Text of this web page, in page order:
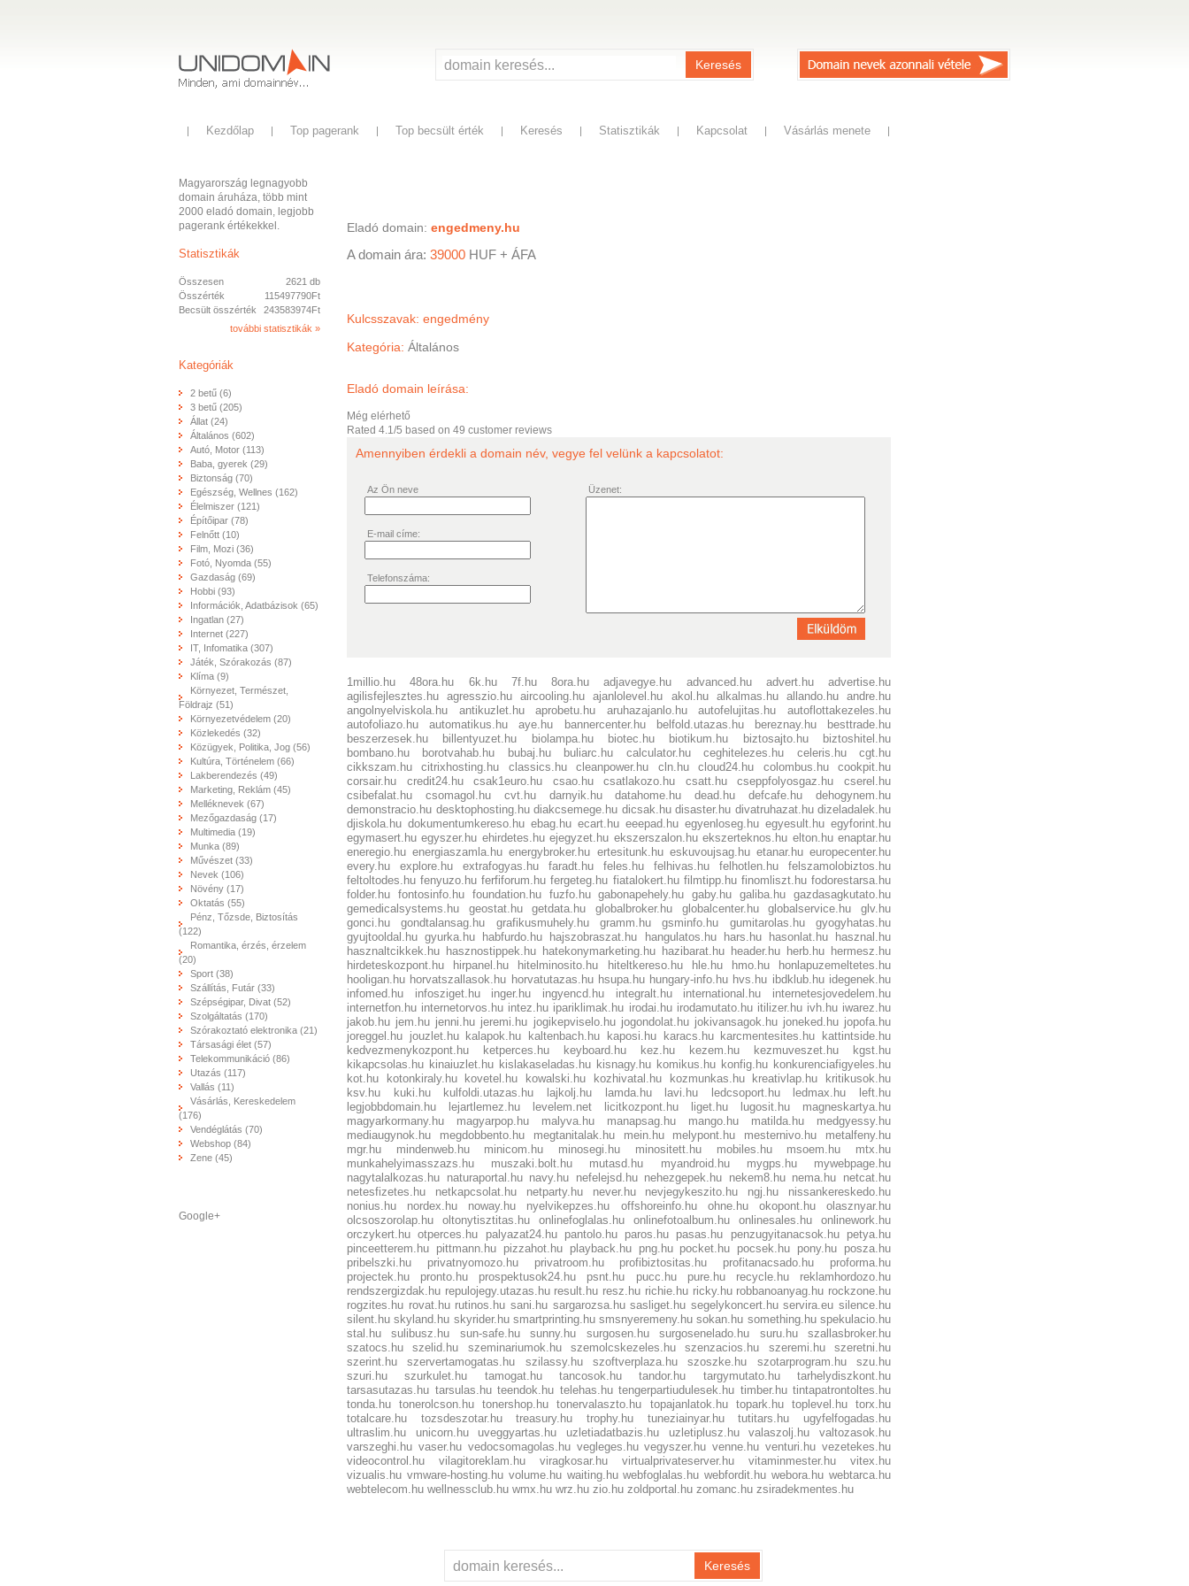
Keresés
Kezdőlap Top pagerank Top becsült érték Keresés Statisztikák Kapcsolat Vásárlás menete
Magyarország legnagyobb
domain áruháza, több mint
2000 eladó domain, legjobb
pagerank értékekkel.
Statisztikák
Összesen
2621 db
Összérték
115497790Ft
Becsült összérték
243583974Ft
további statisztikák »
Kategóriák
2 betű (6)
3 betű (205)
Állat (24)
Általános (602)
Autó, Motor (113)
Baba, gyerek (29)
Biztonság (70)
Egészség, Wellnes (162)
Élelmiszer (121)
Építőipar (78)
Felnőtt (10)
Film, Mozi (36)
Fotó, Nyomda (55)
Gazdaság (69)
Hobbi (93)
Információk, Adatbázisok (65)
Ingatlan (27)
Internet (227)
IT, Infomatika (307)
Játék, Szórakozás (87)
Klíma (9)
Környezet, Természet,
Földrajz (51)
Környezetvédelem (20)
Közlekedés (32)
Közügyek, Politika, Jog (56)
Kultúra, Történelem (66)
Lakberendezés (49)
Marketing, Reklám (45)
Melléknevek (67)
Mezőgazdaság (17)
Multimedia (19)
Munka (89)
Művészet (33)
Nevek (106)
Növény (17)
Oktatás (55)
Pénz, Tőzsde, Biztosítás
(122)
Romantika, érzés, érzelem
(20)
Sport (38)
Szállítás, Futár (33)
Szépségipar, Divat (52)
Szolgáltatás (170)
Szórakoztató elektronika (21)
Társasági élet (57)
Telekommunikáció (86)
Utazás (117)
Vallás (11)
Vásárlás, Kereskedelem
(176)
Vendéglátás (70)
Webshop (84)
Zene (45)
Google+
Eladó domain: engedmeny.hu
A domain ára: 39000 HUF + ÁFA
Kulcsszavak: engedmény
Kategória: Általános
Eladó domain leírása:
Még elérhető
Rated 4.1/5 based on 49 customer reviews
Amennyiben érdekli a domain név, vegye fel velünk a kapcsolatot:
Az Ön neve
E-mail címe:
Telefonszáma:
Üzenet:
1millio.hu 48ora.hu 6k.hu 7f.hu 8ora.hu adjavegye.hu advanced.hu advert.hu
advertise.hu
agilisfejlesztes.hu
agresszio.hu aircooling.hu ajanlolevel.hu akol.hu alkalmas.hu allando.hu
andre.hu
angolnyelviskola.hu
antikuzlet.hu aprobetu.hu aruhazajanlo.hu autofelujitas.hu
autoflottakezeles.hu
autofoliazo.hu
automatikus.hu aye.hu bannercenter.hu belfold.utazas.hu bereznay.hu
besttrade.hu
beszerzesek.hu
billentyuzet.hu biolampa.hu biotec.hu biotikum.hu biztosajto.hu
biztoshitel.hu
bombano.hu
borotvahab.hu bubaj.hu buliarc.hu calculator.hu ceghitelezes.hu celeris.hu
cgt.hu
cikkszam.hu
citrixhosting.hu classics.hu cleanpower.hu cln.hu cloud24.hu colombus.hu
cookpit.hu
corsair.hu
credit24.hu csak1euro.hu csao.hu csatlakozo.hu csatt.hu cseppfolyosgaz.hu
cserel.hu
csibefalat.hu
csomagol.hu cvt.hu darnyik.hu datahome.hu dead.hu defcafe.hudehogynem.hu
demonstracio.hu desktophosting.hu diakcsemege.hu dicsak.hu disaster.hu divatruhazat.hu dizeladalek.hu
djiskola.hu dokumentumkereso.hu ebag.hu ecart.hu eeepad.hu egyenloseg.hu egyesult.hu egyforint.hu
egymasert.hu egyszer.hu ehirdetes.hu ejegyzet.hu ekszerszalon.hu ekszerteknos.hu elton.hu enaptar.hu
eneregio.hu energiaszamla.hu energybroker.hu ertesitunk.hu eskuvoujsag.hu etanar.hu europecenter.hu
every.hu
explore.hu extrafogyas.hu faradt.hu feles.hu felhivas.hu felhotlen.hu
felszamolobiztos.hu
feltoltodes.hu fenyuzo.hu ferfiforum.hu fergeteg.hu fiatalokert.hu filmtipp.hu finomliszt.hu fodorestarsa.hu
folder.hu fontosinfo.hu foundation.hu fuzfo.hu gabonapehely.hu gaby.hu galiba.hu
gazdasagkutato.hu
gemedicalsystems.hu
geostat.hu getdata.hu globalbroker.hu globalcenter.hu globalservice.hu
glv.hu
gonci.hu
gondtalansag.hu grafikusmuhely.hu gramm.hu gsminfo.hu gumitarolas.hu
gyogyhatas.hu
gyujtooldal.hu gyurka.hu habfurdo.hu hajszobraszat.hu hangulatos.hu hars.hu hasonlat.hu
hasznal.hu
hasznaltcikkek.hu hasznostippek.hu hatekonymarketing.hu hazibarat.hu header.hu herb.hu hermesz.hu
hirdeteskozpont.hu
hirpanel.hu hitelminosito.hu hiteltkereso.hu hle.hu hmo.hu
honlapuzemeltetes.hu
hooligan.hu horvatszallasok.hu horvatutazas.hu hsupa.hu hungary-info.hu hvs.hu ibdklub.hu idegenek.hu
infomed.hu
infosziget.hu inger.hu ingyencd.hu integralt.hu international.hu
internetesjovedelem.hu
internetfon.hu internetorvos.hu intez.hu ipariklimak.hu irodai.hu irodamutato.hu itilizer.hu ivh.hu iwarez.hu
jakob.hu jem.hu jenni.hu jeremi.hu jogikepviselo.hu jogondolat.hu jokivansagok.hu joneked.hu jopofa.hu
joreggel.hu jouzlet.hu kalapok.hu kaltenbach.hu kaposi.hu karacs.hu karcmentesites.hu
kattintside.hu
kedvezmenykozpont.hu
ketperces.hu keyboard.hu kez.hu kezem.hu kezmuveszet.hu
kgst.hu
kikapcsolas.hu kinaiuzlet.hu kislakaseladas.hu kisnagy.hu komikus.hu konfig.hu konkurenciafigyeles.hu
kot.hu
kotonkiraly.hu kovetel.hu kowalski.hu kozhivatal.hu kozmunkas.hu kreativlap.hu
kritikusok.hu
ksv.hu
kuki.hu kulfoldi.utazas.hu lajkolj.hu lamda.hu lavi.hu ledcsoport.hu ledmax.hu
left.hu
legjobbdomain.hu
lejartlemez.hu levelem.net licitkozpont.hu liget.hu lugosit.hu
magneskartya.hu
magyarkormany.hu
magyarpop.hu malyva.hu manapsag.hu mango.hu matilda.hu
medgyessy.hu
mediaugynok.hu
megdobbento.hu megtanitalak.hu mein.hu melypont.hu mesternivo.hu
metalfeny.hu
mgr.hu
mindenweb.hu minicom.hu minosegi.hu minositett.hu mobiles.hu msoem.hu
mtx.hu
munkahelyimasszazs.hu
muszaki.bolt.hu mutasd.hu myandroid.hu mygps.hu
mywebpage.hu
nagytalalkozas.hu naturaportal.hu navy.hu nefelejsd.hu nehezgepek.hu nekem8.hu nema.hu netcat.hu
netesfizetes.hu
netkapcsolat.hu netparty.hu never.hu nevjegykeszito.hu ngj.hu
nissankereskedo.hu
nonius.hu
nordex.hu noway.hu nyelvikepzes.hu offshoreinfo.hu ohne.hu okopont.hu
olasznyar.hu
olcsoszorolap.hu
oltonytisztitas.hu onlinefoglalas.hu onlinefotoalbum.hu onlinesales.hu
onlinework.hu
orczykert.hu otperces.hu palyazat24.hu pantolo.hu paros.hu pasas.hu penzugyitanacsok.hu
petya.hu
pinceetterem.hu pittmann.hu pizzahot.hu playback.hu png.hu pocket.hu pocsek.hu pony.hu posza.hu
pribelszki.hu
privatnyomozo.hu privatroom.hu profibiztositas.hu profitanacsado.hu
proforma.hu
projectek.hu
pronto.hu prospektusok24.hu psnt.hu pucc.hu pure.hu recycle.hu
reklamhordozo.hu
rendszergizdak.hu repulojegy.utazas.hu result.hu resz.hu richie.hu ricky.hu robbanoanyag.hu rockzone.hu
rogzites.hu rovat.hu rutinos.hu sani.hu sargarozsa.hu sasliget.hu segelykoncert.hu servira.eu silence.hu
silent.hu skyland.hu skyrider.hu smartprinting.hu smsnyeremeny.hu sokan.hu something.hu spekulacio.hu
stal.hu
sulibusz.hu sun-safe.hu sunny.hu surgosen.hu surgosenelado.hu suru.hu
szallasbroker.hu
szatocs.hu
szelid.hu szeminariumok.hu szemolcskezeles.hu szenzacios.hu szeremi.hu
szeretni.hu
szerint.hu
szervertamogatas.hu szilassy.hu szoftverplaza.hu szoszke.hu szotarprogram.hu
szu.hu
szuri.hu
szurkulet.hu tamogat.hu tancosok.hu tandor.hu targymutato.hu
tarhelydiszkont.hu
tarsasutazas.hu tarsulas.hu teendok.hu telehas.hu tengerpartiudulesek.hu timber.hu tintapatrontoltes.hu
tonda.hu
tonerolcson.hu tonershop.hu tonervalaszto.hu topajanlatok.hu topark.hu toplevel.hu
torx.hu
totalcare.hu
tozsdeszotar.hu treasury.hu trophy.hu tuneziainyar.hu tutitars.hu
ugyfelfogadas.hu
ultraslim.hu
unicorn.hu uveggyartas.hu uzletiadatbazis.hu uzletiplusz.hu valaszolj.hu
valtozasok.hu
varszeghi.hu vaser.hu vedocsomagolas.hu vegleges.hu vegyszer.hu venne.hu venturi.hu vezetekes.hu
videocontrol.hu
vilagitoreklam.hu viragkosar.hu virtualprivateserver.hu vitaminmester.hu
vitex.hu
vizualis.hu vmware-hosting.hu volume.hu waiting.hu webfoglalas.hu webfordit.hu webora.hu webtarca.hu
webtelecom.hu wellnessclub.hu wmx.hu wrz.hu zio.hu zoldportal.hu zomanc.hu zsiradekmentes.hu
Keresés